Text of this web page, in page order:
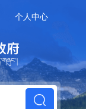
个人中心